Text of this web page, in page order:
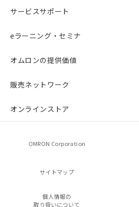
サービスサポート
eラーニング・セミナ
オムロンの提供価値
販売ネットワーク
オンラインストア
OMRON Corporation
サイトマップ
個人情報の
取り扱いについて